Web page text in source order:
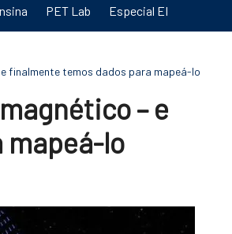
PET Lab Especial EI
finalmente temos dados para mapeá-lo
– e
mapeá-lo